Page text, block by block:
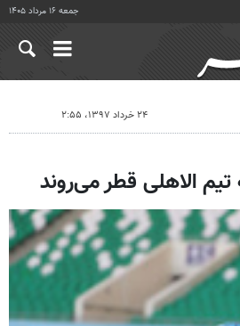
جمعه ۱۶ مرداد ۱۴۰۵
۲۴ خرداد ۱۳۹۷، ۲:۵۵
تیم الاهلی قطر می‌روند